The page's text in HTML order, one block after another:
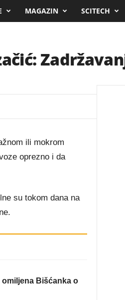
MAGAZIN SCITECH
ili mokrom
oprezno i da
su tokom dana na
Bišćanka o